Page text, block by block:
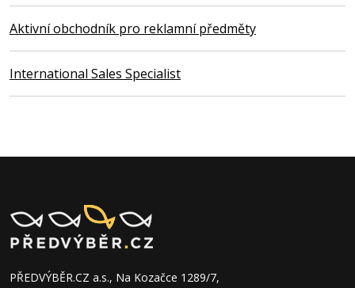
Aktivní obchodník pro reklamní předměty
International Sales Specialist
PŘEDVÝBĚR.CZ a.s., Na Kozačce 1289/7,